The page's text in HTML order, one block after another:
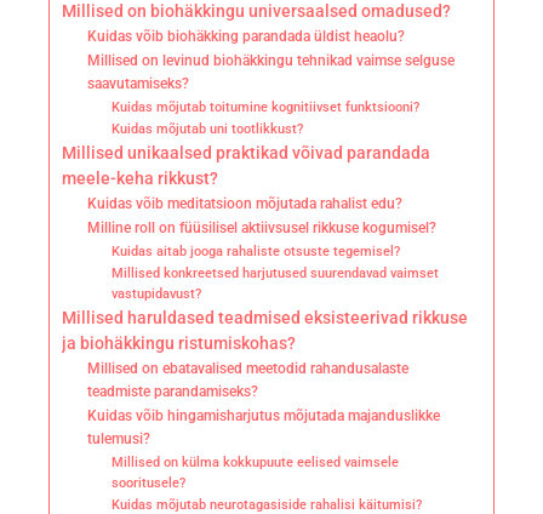
Millised on biohäkkingu universaalsed omadused?
Kuidas võib biohäkking parandada üldist heaolu?
Millised on levinud biohäkkingu tehnikad vaimse selguse
saavutamiseks?
Kuidas mõjutab toitumine kognitiivset funktsiooni?
Kuidas mõjutab uni tootlikkust?
Millised unikaalsed praktikad võivad parandada
meele-keha rikkust?
Kuidas võib meditatsioon mõjutada rahalist edu?
Milline roll on füüsilisel aktiivsusel rikkuse kogumisel?
Kuidas aitab jooga rahaliste otsuste tegemisel?
Millised konkreetsed harjutused suurendavad vaimset
vastupidavust?
Millised haruldased teadmised eksisteerivad rikkuse
ja biohäkkingu ristumiskohas?
Millised on ebatavalised meetodid rahandusalaste
teadmiste parandamiseks?
Kuidas võib hingamisharjutus mõjutada majanduslikke
tulemusi?
Millised on külma kokkupuute eelised vaimsele
sooritusele?
Kuidas mõjutab neurotagasiside rahalisi käitumisi?